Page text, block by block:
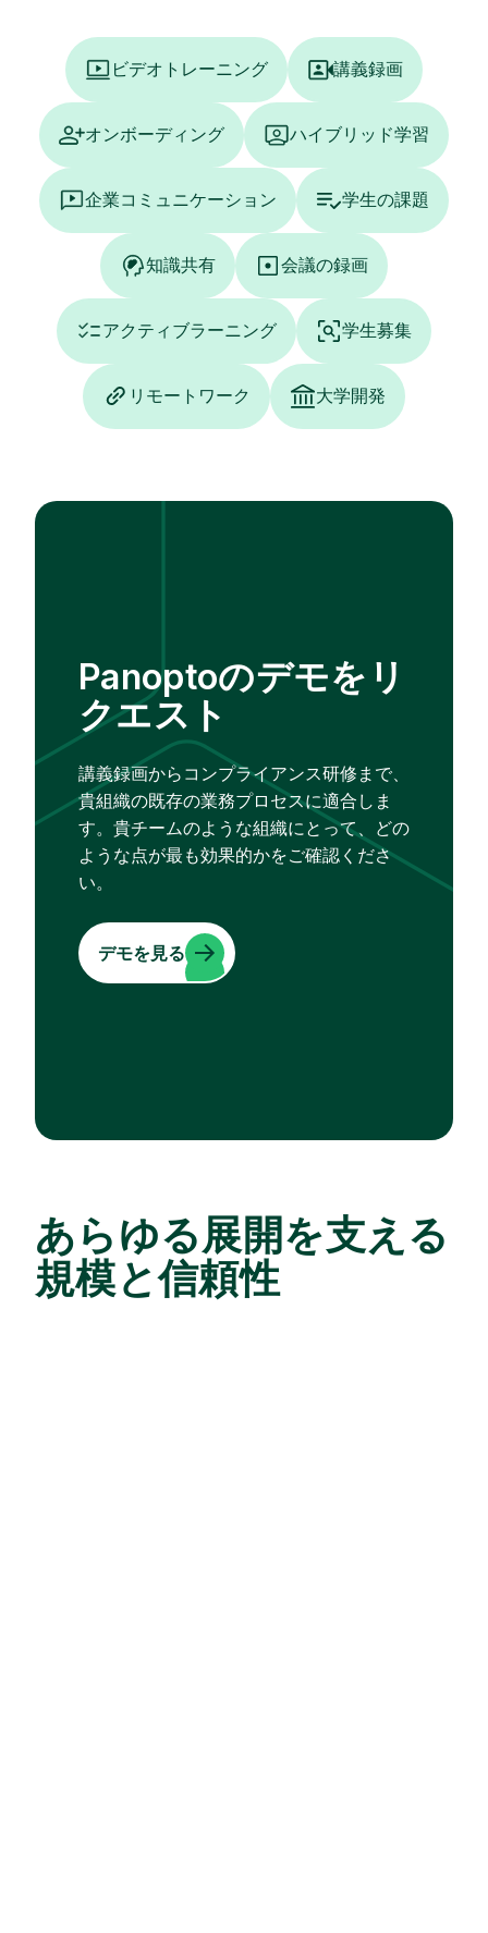
ビデオトレーニング 講義録画
オンボーディング ハイブリッド学習
企業コミュニケーション 学生の課題
知識共有 会議の録画
アクティブラーニング 学生募集
リモートワーク 大学開発
Panoptoのデモをリ
クエスト
講義録画からコンプライアンス研修まで、
貴組織の既存の業務プロセスに適合しま
す。貴チームのような組織にとって、どの
ような点が最も効果的かをご確認くださ
い。
デモを見る
あらゆる展開を支える
規模と信頼性